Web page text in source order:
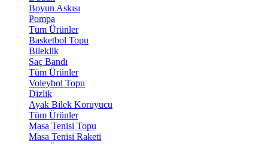
Boyun Askısı
Pompa
Tüm Ürünler
Basketbol Topu
Bileklik
Saç Bandı
Tüm Ürünler
Voleybol Topu
Dizlik
Ayak Bilek Koruyucu
Tüm Ürünler
Masa Tenisi Topu
Masa Tenisi Raketi